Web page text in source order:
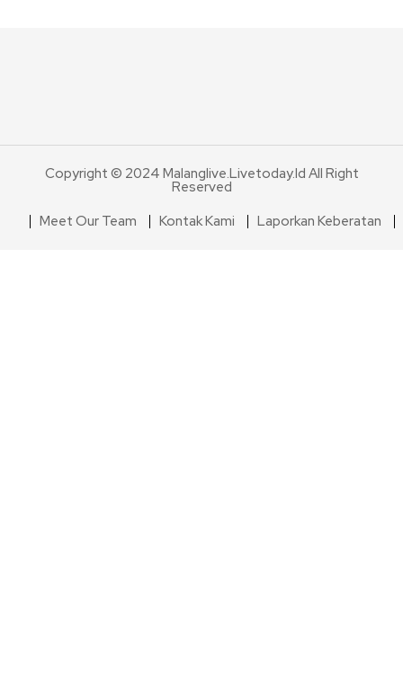
Copyright © 2024 Malanglive.livetoday.id All Right
Reserved
Meet Our Team
Kontak Kami Laporkan Keberatan